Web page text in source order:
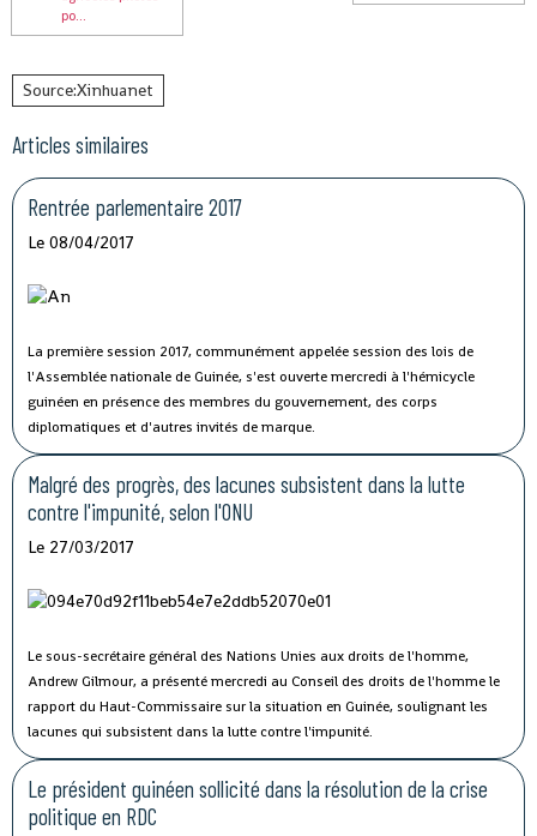
po...
Source:Xinhuanet
Articles similaires
Rentrée parlementaire 2017
Le 08/04/2017
La première session 2017, communément appelée session des lois de
l'Assemblée nationale de Guinée, s'est ouverte mercredi à l'hémicycle
guinéen en présence des membres du gouvernement, des corps
diplomatiques et d'autres invités de marque.
Malgré des progrès, des lacunes subsistent dans la lutte
contre l'impunité, selon l'ONU
Le 27/03/2017
Le sous-secrétaire général des Nations Unies aux droits de l'homme,
Andrew Gilmour, a présenté mercredi au Conseil des droits de l'homme le
rapport du Haut-Commissaire sur la situation en Guinée, soulignant les
lacunes qui subsistent dans la lutte contre l'impunité.
Le président guinéen sollicité dans la résolution de la crise
politique en RDC